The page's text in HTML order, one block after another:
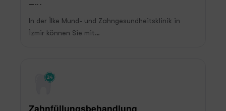
Zähnen
In der İlke Mund- und Zahngesundheitsklinik in
İzmir können Sie mit…
Zahnfüllungsbehandlung